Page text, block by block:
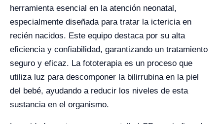
herramienta esencial en la atención neonatal,
especialmente diseñada para tratar la ictericia en
recién nacidos. Este equipo destaca por su alta
eficiencia y confiabilidad, garantizando un tratamiento
seguro y eficaz. La fototerapia es un proceso que
utiliza luz para descomponer la bilirrubina en la piel
del bebé, ayudando a reducir los niveles de esta
sustancia en el organismo.